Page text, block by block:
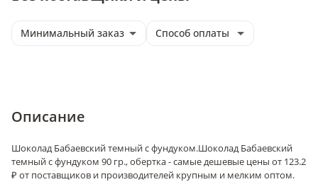
Минимальный заказ Способ оплаты
Описание
Шоколад Бабаевский темный с фундуком.Шоколад Бабаевский
темный с фундуком 90 гр., обертка - самые дешевые цены от 123.2
₽ от поставщиков и производителей крупным и мелким оптом.